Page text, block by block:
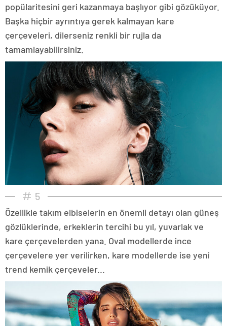
popülaritesini geri kazanmaya başlıyor gibi gözüküyor.
Başka hiçbir ayrıntıya gerek kalmayan kare
çerçeveleri, dilerseniz renkli bir rujla da
tamamlayabilirsiniz.
5
Özellikle takım elbiselerin en önemli detayı olan güneş
gözlüklerinde, erkeklerin tercihi bu yıl, yuvarlak ve
kare çerçevelerden yana. Oval modellerde ince
çerçevelere yer verilirken, kare modellerde ise yeni
trend kemik çerçeveler...